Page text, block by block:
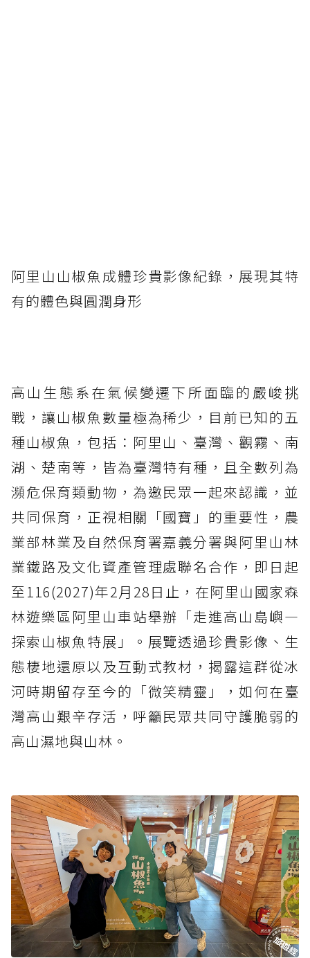
阿里山山椒魚成體珍貴影像紀錄，展現其特
有的體色與圓潤身形
高山生態系在氣候變遷下所面臨的嚴峻挑
戰，讓山椒魚數量極為稀少，目前已知的五
種山椒魚，包括：阿里山、臺灣、觀霧、南
湖、楚南等，皆為臺灣特有種，且全數列為
瀕危保育類動物，為邀民眾一起來認識，並
共同保育，正視相關「國寶」的重要性，農
業部林業及自然保育署嘉義分署與阿里山林
業鐵路及文化資產管理處聯名合作，即日起
至116(2027)年2月28日止，在阿里山國家森
林遊樂區阿里山車站舉辦「走進高山島嶼—
探索山椒魚特展」。展覽透過珍貴影像、生
態棲地還原以及互動式教材，揭露這群從冰
河時期留存至今的「微笑精靈」，如何在臺
灣高山艱辛存活，呼籲民眾共同守護脆弱的
高山濕地與山林。